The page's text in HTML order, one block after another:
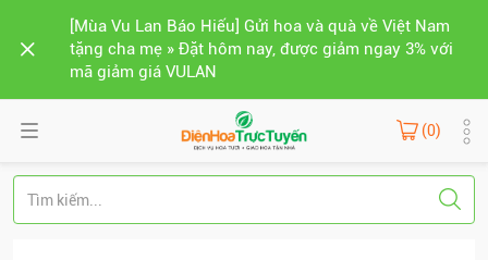
[Mùa Vu Lan Báo Hiếu] Gửi hoa và quà về Việt Nam
tặng cha mẹ » Đặt hôm nay, được giảm ngay 3% với
mã giảm giá VULAN
(0)